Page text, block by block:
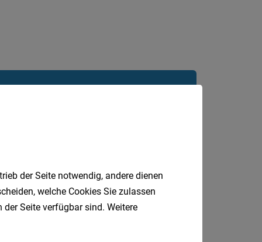
der Seite notwendig, andere dienen
welche Cookies Sie zulassen
Seite verfügbar sind. Weitere